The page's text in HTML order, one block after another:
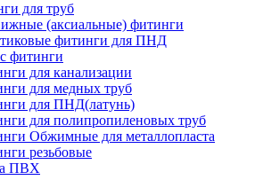
для труб
(аксиальные) фитинги
фитинги для ПНД
фитинги
для канализации
для медных труб
для ПНД(латунь)
для полипропиленовых труб
Обжимные для металлопласта
резьбовые
ПВХ